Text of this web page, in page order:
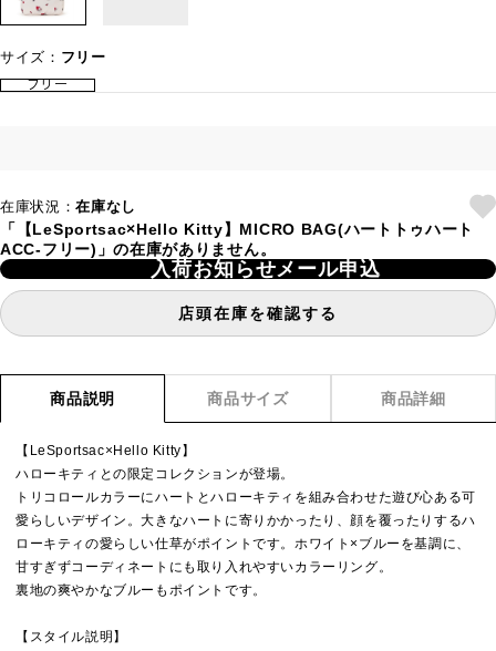
サイズ： フリー
フリー
在庫状況：在庫なし
「【LeSportsac×Hello Kitty】MICRO BAG(ハートトゥハート
ACC-フリー)」の在庫がありません。
入荷お知らせメール申込
店頭在庫を確認する
商品説明 商品サイズ 商品詳細
【LeSportsac×Hello Kitty】
ハローキティとの限定コレクションが登場。
トリコロールカラーにハートとハローキティを組み合わせた遊び心ある可
愛らしいデザイン。大きなハートに寄りかかったり、顔を覆ったりするハ
ローキティの愛らしい仕草がポイントです。ホワイト×ブルーを基調に、
甘すぎずコーディネートにも取り入れやすいカラーリング。
裏地の爽やかなブルーもポイントです。
【スタイル説明】